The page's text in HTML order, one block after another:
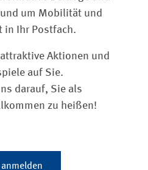
um Mobilität und
in Ihr Postfach.
Aktionen und
auf Sie.
darauf, Sie als
zu heißen!
anmelden